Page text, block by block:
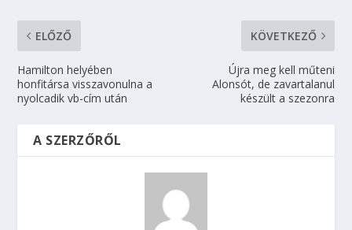
ELŐZŐ
Hamilton helyében
honfitársa visszavonulna a
nyolcadik vb-cím után
KÖVETKEZŐ
Újra meg kell műteni
Alonsót, de zavartalanul
készült a szezonra
A SZERZŐRŐL